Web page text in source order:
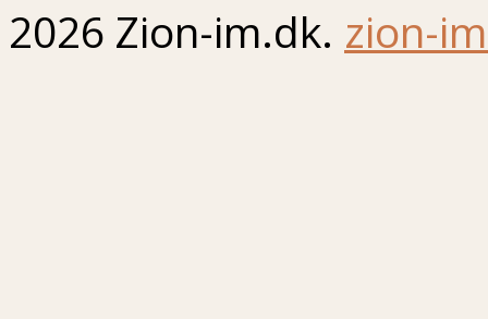
2026 Zion-im.dk. zion-